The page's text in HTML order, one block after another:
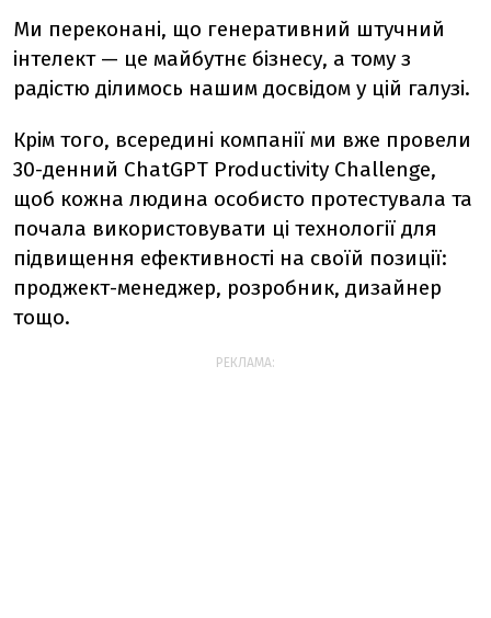
Ми переконані, що генеративний штучний
інтелект — це майбутнє бізнесу, а тому з
радістю ділимось нашим досвідом у цій галузі.
Крім того, всередині компанії ми вже провели
30-денний ChatGPT Productivity Challenge,
щоб кожна людина особисто протестувала та
почала використовувати ці технології для
підвищення ефективності на своїй позиції:
проджект-менеджер, розробник, дизайнер
тощо.
РЕКЛАМА: